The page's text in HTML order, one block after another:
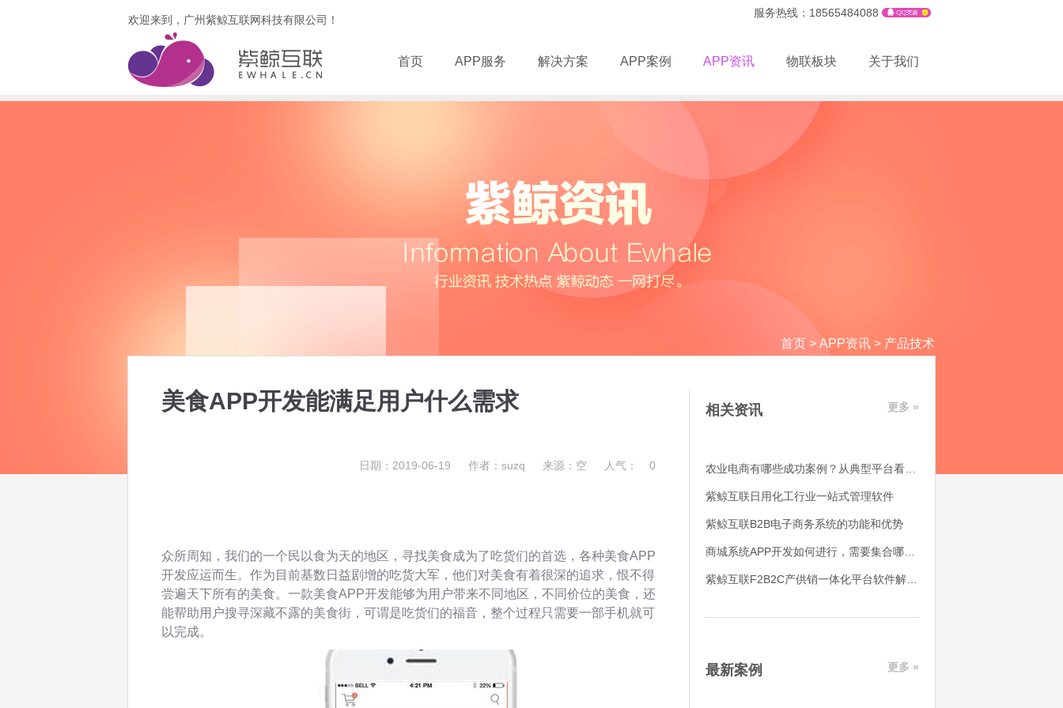
欢迎来到，广州紫鲸互联网科技有限公司！
服务热线：18565484088
首页 APP服务 解决方案 APP案例 APP资讯 物联板块 关于我们
首页 > APP资讯 > 产品技术
美食APP开发能满足用户什么需求
日期：2019-06-19 作者：suzq 来源：空 人气： 0
众所周知，我们的一个民以食为天的地区，寻找美食成为了吃货们的首选，各种美食APP
开发应运而生。作为目前基数日益剧增的吃货大军，他们对美食有着很深的追求，恨不得
尝遍天下所有的美食。一款美食APP开发能够为用户带来不同地区，不同价位的美食，还
能帮助用户搜寻深藏不露的美食街，可谓是吃货们的福音，整个过程只需要一部手机就可
以完成。
相关资讯 更多 »
紫鲸互联日用化工行业一站式管理软件
紫鲸互联B2B电子商务系统的功能和优势
最新案例 更多 »